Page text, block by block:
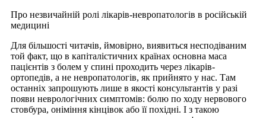
Про незвичайній ролі лікарів-невропатологів в російській
медицині
Для більшості читачів, ймовірно, виявиться несподіваним
той факт, що в капіталістичних країнах основна маса
пацієнтів з болем у спині проходить через лікарів-
ортопедів, а не невропатологів, як прийнято у нас. Там
останніх запрошують лише в якості консультантів у разі
появи неврологічних симптомів: болю по ходу нервового
стовбура, оніміння кінцівок або її похідні. І з такою